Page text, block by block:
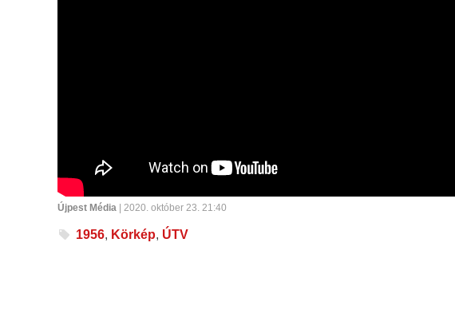
Újpest Média | 2020. október 23. 21:40
1956, Körkép, ÚTV